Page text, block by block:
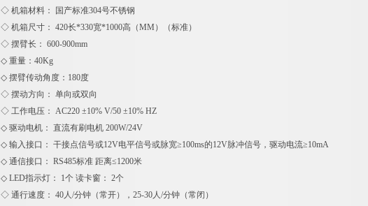
◇ 机箱材料： 国产标准304号不锈钢
◇ 机箱尺寸： 420长*330宽*1000高（MM）（标准）
◇ 摆臂长： 600-900mm
◇ 重量：40Kg
◇ 摆臂传动角度：180度
◇ 摆动方向： 单向或双向
◇ 工作电压： AC220 ±10% V/50 ±10% HZ
◇ 驱动电机： 直流有刷电机 200W/24V
◇ 输入接口： 干接点信号或12V电平信号或脉宽≥100ms的12V脉冲信号，驱动电流≥10mA
◇ 通信接口： RS485标准 距离≤1200米
◇ LED指示灯： 1个 读卡窗： 2个
◇ 通行速度： 40人/分钟（常开），25-30人/分钟（常闭）